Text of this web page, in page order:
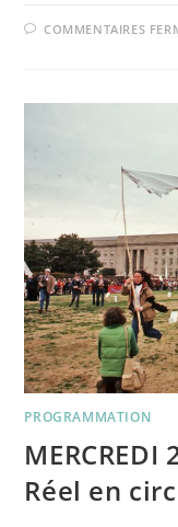
COMMENTAIRES
PROGRAMMATION
MERCREDI
Réel en